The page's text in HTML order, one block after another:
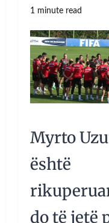
1 minute read
Myrto
është
do të jetë